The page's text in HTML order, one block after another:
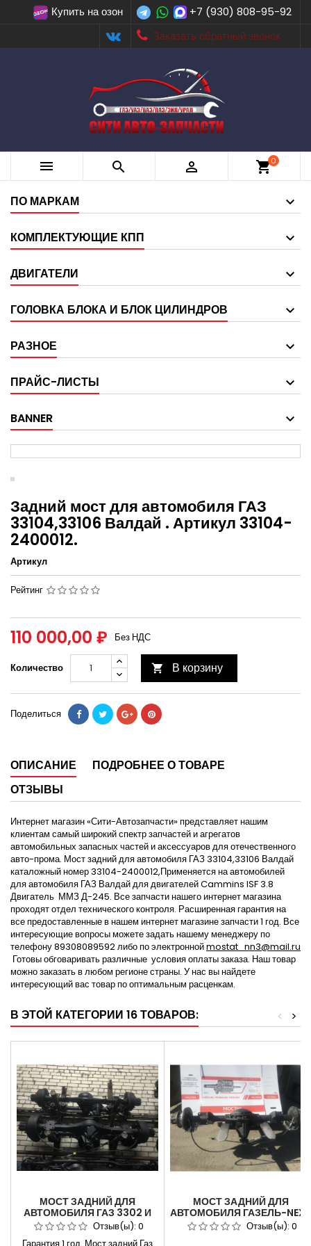
Купить на озон
+7 (930) 808-95-92
Заказать обратный звонок
   shopping_cart0
ПО МАРКАМ
КОМПЛЕКТУЮЩИЕ КПП
ДВИГАТЕЛИ
ГОЛОВКА БЛОКА И БЛОК ЦИЛИНДРОВ
РАЗНОЕ
ПРАЙС-ЛИСТЫ
BANNER
Задний мост для автомобиля ГАЗ
33104,33106 Валдай . Артикул 33104-
2400012.
Артикул
Рейтинг
110 000,00 ₽ Без НДС
Количество  В корзину
Поделиться
ОПИСАНИЕ
ПОДРОБНЕЕ О ТОВАРЕ
ОТЗЫВЫ
Интернет магазин «Сити-Автозапчасти» представляет нашим
клиентам самый широкий спектр запчастей и агрегатов
автомобильных запасных частей и аксессуаров для отечественного
авто-прома. Мост задний для автомобиля ГАЗ 33104,33106 Валдай
каталожный номер 33104-2400012,Применяется на автомобилей
для автомобиля ГАЗ Валдай для двигателей Cammins ISF 3.8
Двигатель ММЗ Д-245. Все запчасти нашего интернет магазина
проходят отдел технического контроля. Расширенная гарантия на
все предоставленные в нашем интернет магазине запчасти 1 год. Все
интересующие вопросы можете задать нашему менеджеру по
телефону 89308089592 либо по электроннойmostat_nn3@mail.ru
Готовы обговаривать различные условия оплаты заказа. Наш товар
можно заказать в любом регионе страны. У нас вы найдете
интересующий вас товар по оптимальным расценкам.
В ЭТОЙ КАТЕГОРИИ 16 ТОВАРОВ: >
<
МОСТ ЗАДНИЙ ДЛЯ
АВТОМОБИЛЯ ГАЗ 3302 И
МОДИФИКАЦИИ С
ЭЛЕКТРИЧЕСКИМ
Отзыв(ы): 0
МОСТ ЗАДНИЙ ДЛЯ
АВТОМОБИЛЯ ГАЗЕЛЬ-NEXT
4,6 Т. ПОВЫШЕННОЙ
ГРУЗОПОДЪЁМНОСТИ ДЛЯ
Отзыв(ы): 0